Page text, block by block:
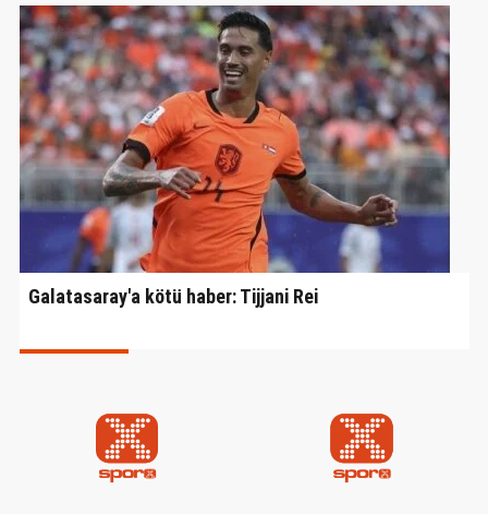
21:10Muhammed Salah Trabzon'da! Binlerce taraftar karşıladı
20:07Aleksey Batrakov'dan Galatasaray sorusuna yanıt!
19:02Trabzonspor'da transfer açıklaması: "Pazartesi günü belli
18:42Trabzonspor, Salah'ın imza töreni saatini duyurdu
18:30Ertuğrul Doğan'dan Serdal Adalı'nın Salah açıklaması için
16:38 Domenico Tedesco'dan ayrılığa izin yok
16:06Noa Lang için flaş açıklama!
16:04Brest, Kocaelispor'dan Nonge transferini açıkladı!
Galatasaray'a kötü haber: Tijjani Rei